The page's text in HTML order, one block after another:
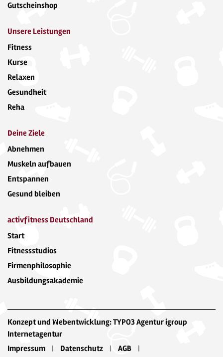
Gutscheinshop
Unsere Leistungen
Fitness
Kurse
Relaxen
Gesundheit
Reha
Deine Ziele
Abnehmen
Muskeln aufbauen
Entspannen
Gesund bleiben
activfitness Deutschland
Start
Fitnessstudios
Firmenphilosophie
Ausbildungsakademie
Konzept und Webentwicklung: TYPO3 Agentur igroup
Internetagentur
Impressum
Datenschutz
AGB